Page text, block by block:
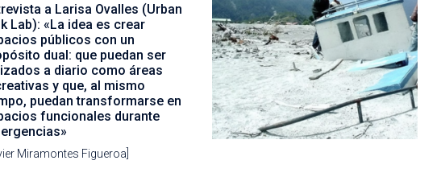
a Larisa Ovalles (Urban
Lab): «La idea es crear
públicos con un
dual: que puedan ser
a diario como áreas
y que, al mismo
puedan transformarse en
funcionales durante
Miramontes Figueroa]